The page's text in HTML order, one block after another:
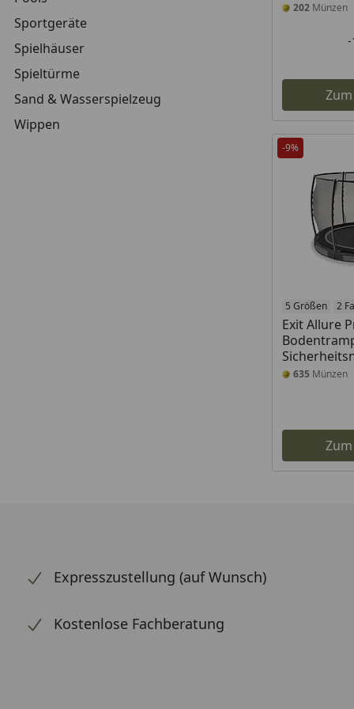
Sportgeräte
Spielhäuser
Spieltürme
Sand & Wasserspielzeug
Wippen
202 Münzen
-
-9%
5 Größen 2
Exit Allure
635 Münzen
Expresszustellung (auf Wunsch)
Kostenlose Fachberatung